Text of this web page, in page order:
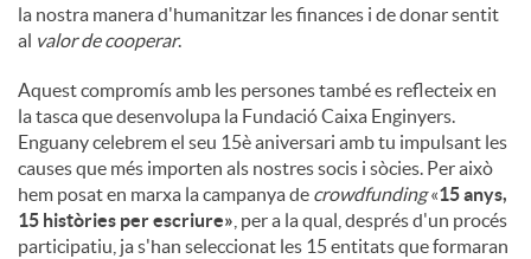
la nostra manera d'humanitzar les finances i de donar sentit
al valor de cooperar.
Aquest compromís amb les persones també es reflecteix en
la tasca que desenvolupa la Fundació Caixa Enginyers.
Enguany celebrem el seu 15è aniversari amb tu impulsant les
causes que més importen als nostres socis i sòcies. Per això
hem posat en marxa la campanya de crowdfunding«15 anys,
15 històries per escriure» , per a la qual, després d'un procés
participatiu, ja s'han seleccionat les 15 entitats que formaran